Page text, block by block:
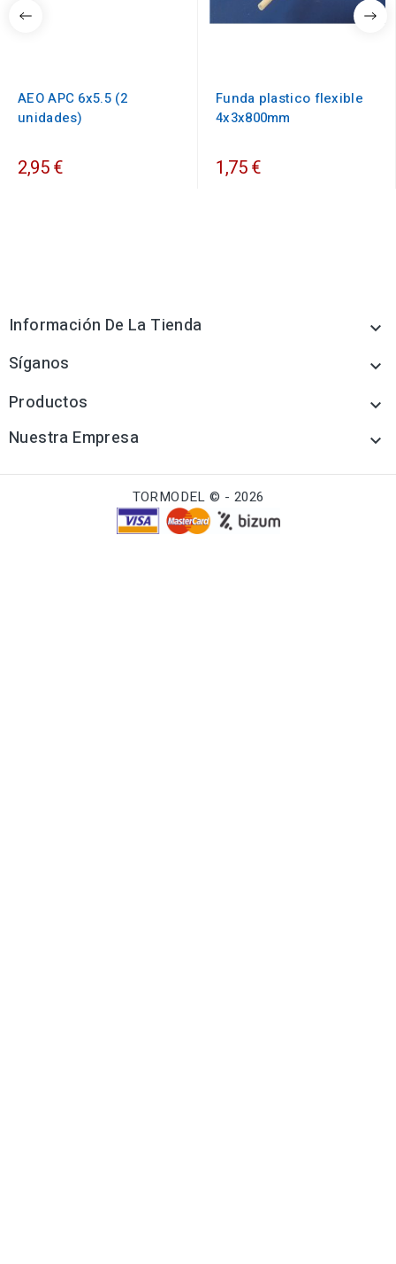
AEO APC 6x5.5 (2
unidades)
2,95 €
Funda plastico flexible
4x3x800mm
1,75 €
Información De La Tienda 
Síganos 
Productos 
Nuestra Empresa 
TORMODEL © - 2026